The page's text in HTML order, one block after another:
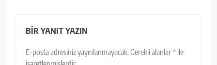
BIR YANIT YAZIN
E-posta adresiniz yayınlanmayacak.Gerekli alanlar* ile